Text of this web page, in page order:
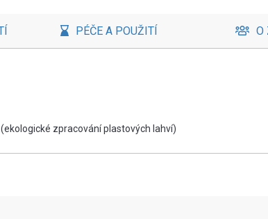
PÉČE A POUŽITÍ O
zpracování plastových lahví)